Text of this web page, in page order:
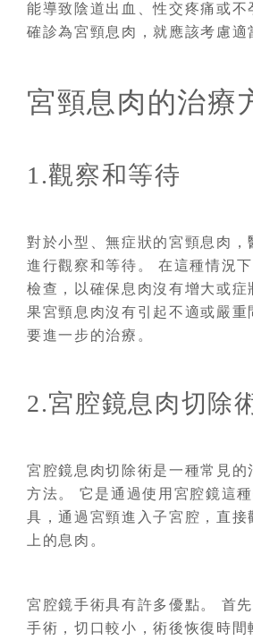
能導致陰道出血、性交疼痛或不
確診為宮頸息肉，就應該考慮適
宮頸息肉的治療
1.觀察和等待
對於小型、無症狀的宮頸息肉，
進行觀察和等待。 在這種情況
檢查，以確保息肉沒有增大或症
果宮頸息肉沒有引起不適或嚴重
要進一步的治療。
2.宮腔鏡息肉切除
宮腔鏡息肉切除術是一種常見的
方法。 它是通過使用宮腔鏡這
具，通過宮頸進入子宮腔，直接
上的息肉。
宮腔鏡手術具有許多優點。 首
手術，切口較小，術後恢復時間